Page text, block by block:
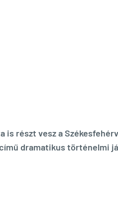
is részt vesz a
dramatikus történelmi